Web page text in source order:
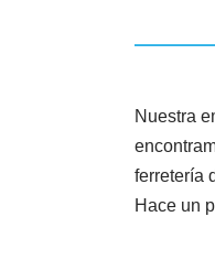
Nuestra
ferretería
Hace un